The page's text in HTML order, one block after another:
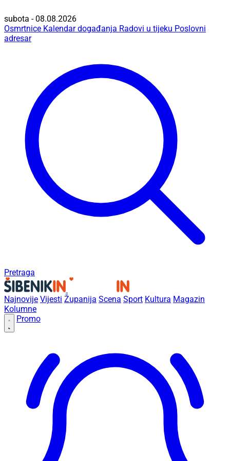
subota - 08.08.2026
Osmrtnice Kalendar događanja Radovi u tijeku Poslovni
adresar
Pretraga
Najnovije Vijesti Županija Scena Sport Kultura Magazin
Kolumne
Promo